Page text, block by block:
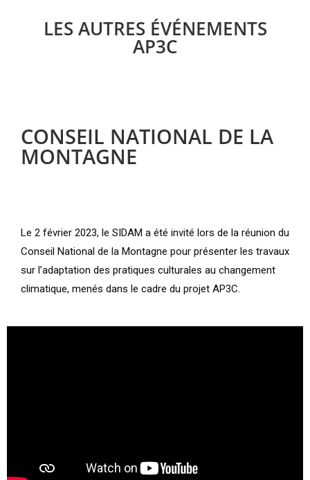
LES AUTRES ÉVÉNEMENTS
AP3C
CONSEIL NATIONAL DE LA
MONTAGNE
Le 2 février 2023, le SIDAM a été invité lors de la réunion du
Conseil National de la Montagne pour présenter les travaux
sur l’adaptation des pratiques culturales au changement
climatique, menés dans le cadre du projet AP3C.